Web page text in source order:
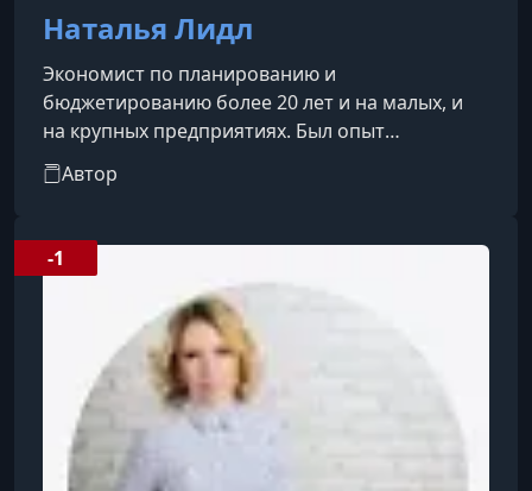
Наталья Лидл
Экономист по планированию и
бюджетированию более 20 лет и на малых, и
на крупных предприятиях. Был опыт
организации бюджетирования практически с
нуля. На протяжении всей свое практической
программами по бухучету и бюджетированию,
всегда использовала Excel
Автор
-1